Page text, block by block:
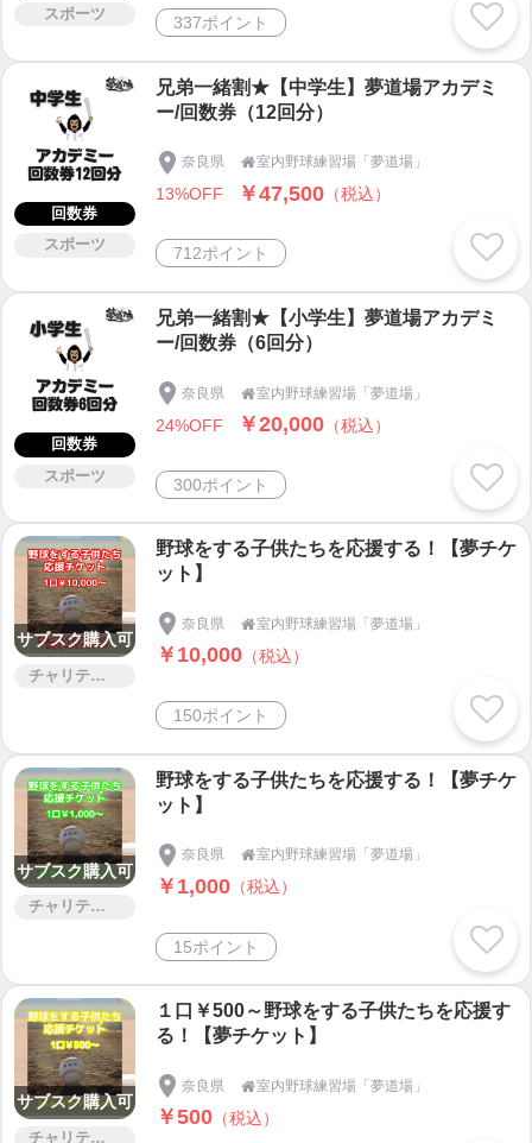
スポーツ
337ポイント
回数券
スポーツ
兄弟一緒割★【中学生】夢道場アカデミ
ー/回数券（12回分）
奈良県 室内野球練習場「夢道場」
13%OFF ￥47,500 （税込）
712ポイント
回数券
スポーツ
兄弟一緒割★【小学生】夢道場アカデミ
ー/回数券（6回分）
奈良県 室内野球練習場「夢道場」
24%OFF ￥20,000 （税込）
300ポイント
サブスク購入可
チャリティー
野球をする子供たちを応援する！【夢チケ
ット】
奈良県 室内野球練習場「夢道場」
￥10,000 （税込）
150ポイント
サブスク購入可
チャリティー
野球をする子供たちを応援する！【夢チケ
ット】
奈良県 室内野球練習場「夢道場」
￥1,000 （税込）
15ポイント
サブスク購入可
チャリティー
１口￥500～野球をする子供たちを応援す
る！【夢チケット】
奈良県 室内野球練習場「夢道場」
￥500 （税込）